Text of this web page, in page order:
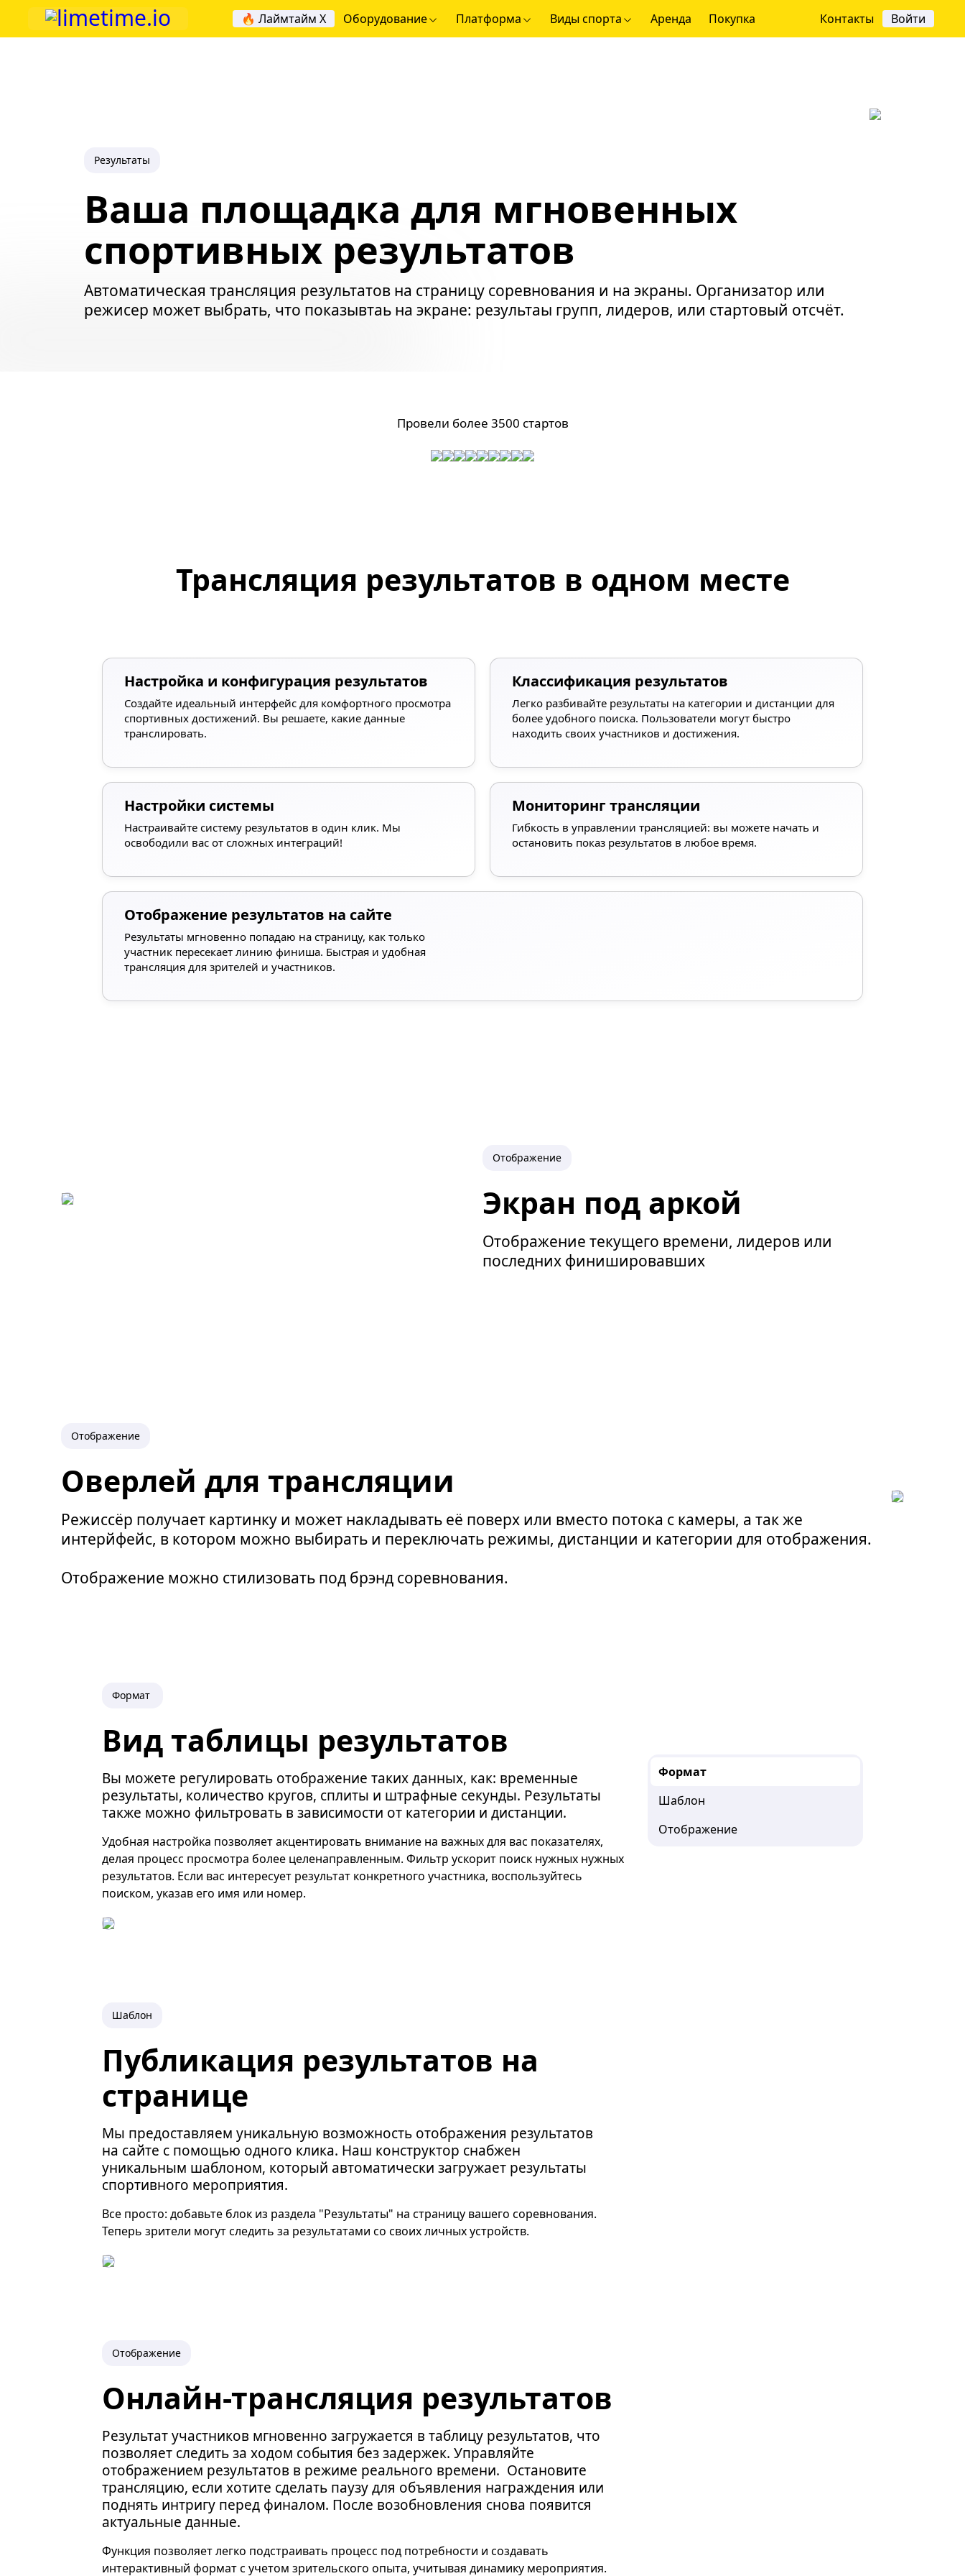
🔥 Лаймтайм Х Оборудование Платформа Виды спорта Аренда Покупка Контакты Войти
Результаты
Ваша площадка для мгновенных
спортивных результатов
Автоматическая трансляция результатов на страницу соревнования и на экраны. Организатор или
режисер может выбрать, что показывтаь на экране: результаы групп, лидеров, или стартовый отсчёт.
Провели более 3500 стартов
Трансляция результатов в одном месте
Настройка и конфигурация результатов
Создайте идеальный интерфейс для комфортного просмотра
спортивных достижений. Вы решаете, какие данные
транслировать.
Классификация результатов
Легко разбивайте результаты на категории и дистанции для
более удобного поиска. Пользователи могут быстро
находить своих участников и достижения.
Настройки системы
Настраивайте систему результатов в один клик. Мы
освободили вас от сложных интеграций!
Мониторинг трансляции
Гибкость в управлении трансляцией: вы можете начать и
остановить показ результатов в любое время.
Отображение результатов на сайте
Результаты мгновенно попадаю на страницу, как только
участник пересекает линию финиша. Быстрая и удобная
трансляция для зрителей и участников.
Отображение
Экран под аркой
Отображение текущего времени, лидеров или
последних финишировавших
Отображение
Оверлей для трансляции
Режиссёр получает картинку и может накладывать её поверх или вместо потока с камеры, а так же
интерйфейс, в котором можно выбирать и переключать режимы, дистанции и категории для отображения.
Отображение можно стилизовать под брэнд соревнования.
Формат
Шаблон
Отображение
Формат
Вид таблицы результатов
Вы можете регулировать отображение таких данных, как: временные
результаты, количество кругов, сплиты и штрафные секунды. Результаты
также можно фильтровать в зависимости от категории и дистанции.
Удобная настройка позволяет акцентировать внимание на важных для вас показателях,
делая процесс просмотра более целенаправленным. Фильтр ускорит поиск нужных нужных
результатов. Если вас интересует результат конкретного участника, воспользуйтесь
поиском, указав его имя или номер.
Шаблон
Публикация результатов на
странице
Мы предоставляем уникальную возможность отображения результатов
на сайте с помощью одного клика. Наш конструктор снабжен
уникальным шаблоном, который автоматически загружает результаты
спортивного мероприятия.
Все просто: добавьте блок из раздела "Результаты" на страницу вашего соревнования.
Теперь зрители могут следить за результатами со своих личных устройств.
Отображение
Онлайн-трансляция результатов
Результат участников мгновенно загружается в таблицу результатов, что
позволяет следить за ходом события без задержек. Управляйте
отображением результатов в режиме реального времени. Остановите
трансляцию, если хотите сделать паузу для объявления награждения или
поднять интригу перед финалом. После возобновления снова появится
актуальные данные.
Функция позволяет легко подстраивать процесс под потребности и создавать
интерактивный формат с учетом зрительского опыта, учитывая динамику мероприятия.